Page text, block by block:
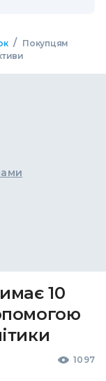
/ Покупцям
10
1097